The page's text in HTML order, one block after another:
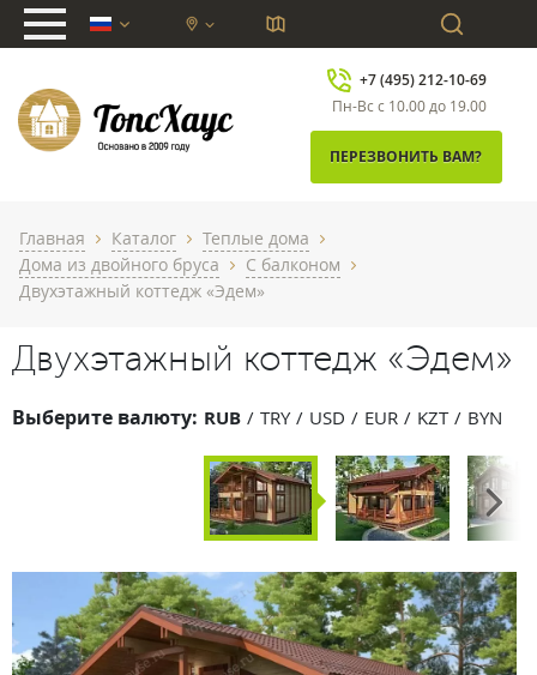
chevron_down
+7 (495) 212-10-69
Пн-Вс с 10.00 до 19.00
ПЕРЕЗВОНИТЬ ВАМ?
Главная chevron_right Каталог chevron_right Теплые дома chevron_right
Дома из двойного бруса chevron_right С балконом chevron_right
Двухэтажный коттедж «Эдем»
Двухэтажный коттедж «Эдем»
Выберите валюту: RUB TRY USD EUR KZT BYN
Next